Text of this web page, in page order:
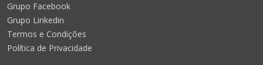
Grupo Facebook
Grupo Linkedin
Termos e Condições
Política de Privacidade